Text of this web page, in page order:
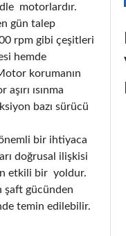
motorlardır.
gün talep
rpm gibi çeşitleri
hemde
korumanın
ısınma
bazı sürücü
bir ihtiyaca
doğrusal ilişkisi
etkili bir yoldur.
şaft gücünden
temin edilebilir.